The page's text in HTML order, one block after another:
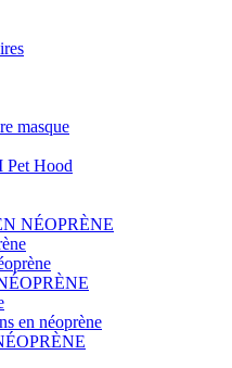
masque
Hood
NÉOPRÈNE
en néoprène